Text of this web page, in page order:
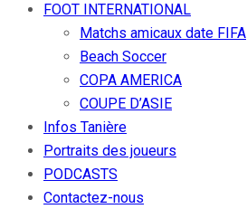
FOOT INTERNATIONAL
Matchs amicaux date FIFA
Beach Soccer
COPA AMERICA
COUPE D’ASIE
Infos Tanière
Portraits des joueurs
PODCASTS
Contactez-nous